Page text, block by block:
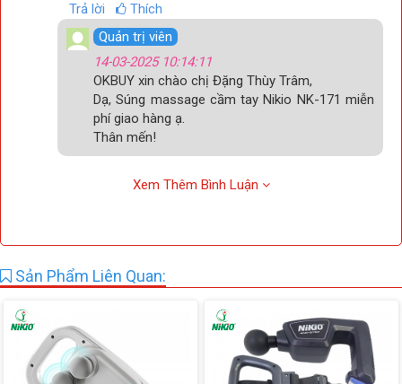
Trả lời
Thích
Quản trị viên
14-03-2025 10:14:11
OKBUY xin chào chị Đặng Thùy Trâm,
Dạ, Súng massage cầm tay Nikio NK-171 miễn
phí giao hàng ạ.
Thân mến!
Xem Thêm Bình Luận
Sản Phẩm Liên Quan: